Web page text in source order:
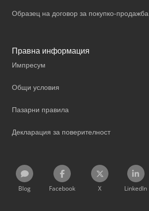
Образец на договор за покупко-продажба
Правна информация
Импресум
Общи условия
Пазарни правила
Декларация за поверителност
Blog Facebook X LinkedIn